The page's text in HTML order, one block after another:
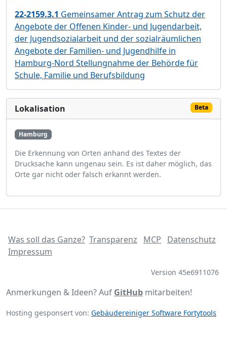
22-2159.3.1 Gemeinsamer Antrag zum Schutz der
Angebote der Offenen Kinder- und Jugendarbeit,
der Jugendsozialarbeit und der sozialräumlichen
Angebote der Familien- und Jugendhilfe in
Hamburg-Nord Stellungnahme der Behörde für
Schule, Familie und Berufsbildung
Lokalisation Beta
Hamburg
Die Erkennung von Orten anhand des Textes der
Drucksache kann ungenau sein. Es ist daher möglich, das
Orte gar nicht oder falsch erkannt werden.
Was soll das Ganze? Transparenz MCP
Datenschutz
Impressum
Version 45e6911076
Anmerkungen & Ideen? Auf GitHub mitarbeiten!
Hosting gesponsert von: Gebäudereiniger Software Fortytools